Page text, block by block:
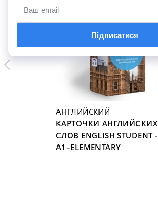
АНГЛИЙСКИЙ
КАРТОЧКИ АНГЛИЙСКИХ
СЛОВ ENGLISH STUDENT -
A1–ELEMENTARY